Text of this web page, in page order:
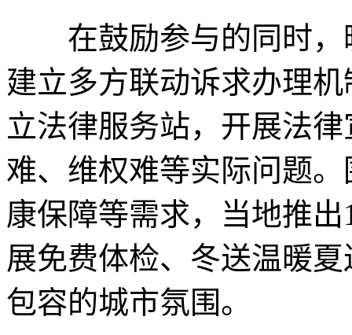
在鼓励参与的同时，
建立多方联动诉求办理
立法律服务站，开展法
难、维权难等实际问题
康保障等需求，当地推
展免费体检、冬送温暖
包容的城市氛围。